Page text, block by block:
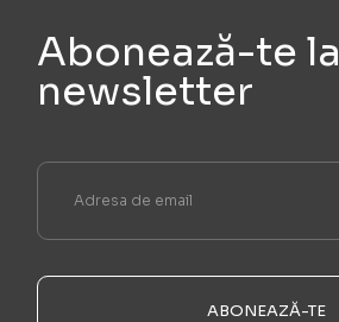
Abonează-te la
newsletter
ABONEAZĂ-TE